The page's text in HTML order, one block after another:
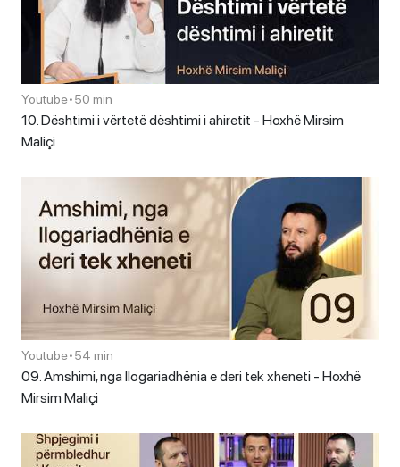
Youtube•50 min
10. Dështimi i vërtetë dështimi i ahiretit - Hoxhë Mirsim
Maliçi
Youtube•54 min
09. Amshimi, nga llogariadhënia e deri tek xheneti - Hoxhë
Mirsim Maliçi